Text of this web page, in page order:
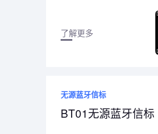
了解更多
无源蓝牙信标
BT01无源蓝牙信标